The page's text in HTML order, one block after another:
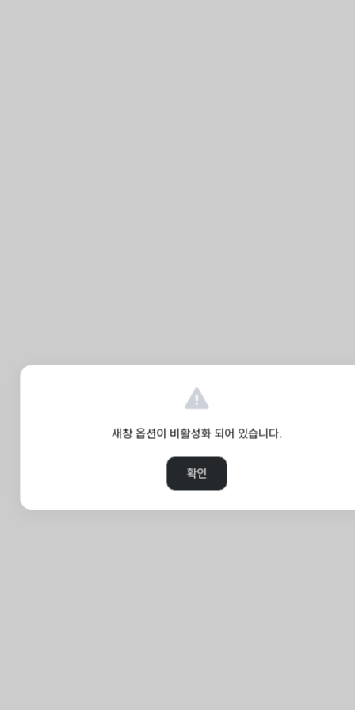
새창 옵션이 비활성화 되어 있습니다.
확인